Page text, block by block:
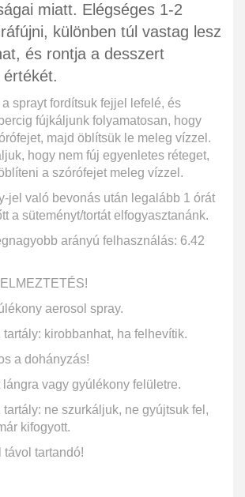
miatt. Elégséges 1-2
különben túl vastag lesz
és rontja a desszert
értékét.
sprayt fordítsuk fejjel lefelé, és
fújkáljunk folyamatosan, hogy
majd öblítsük le meleg vízzel.
hogy nem fúj egyenletes réteget,
a szórófejet meleg vízzel.
jel való bevonás után legalább 1 órát
a süteményt/tortát elfogyasztanánk.
arányú felhasználás: 6.42
aerosol spray.
kirobbanhat, ha felhevítik.
a dohányzás!
vagy gyúlékony felületre.
ne szurkáljuk, ne gyújtsuk fel,
kifogyott.
távol tartandó!